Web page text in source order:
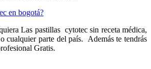
en bogotá?
Las pastillas cytotec sin receta médica,
cualquier parte del país. Además te tendrás
Gratis.